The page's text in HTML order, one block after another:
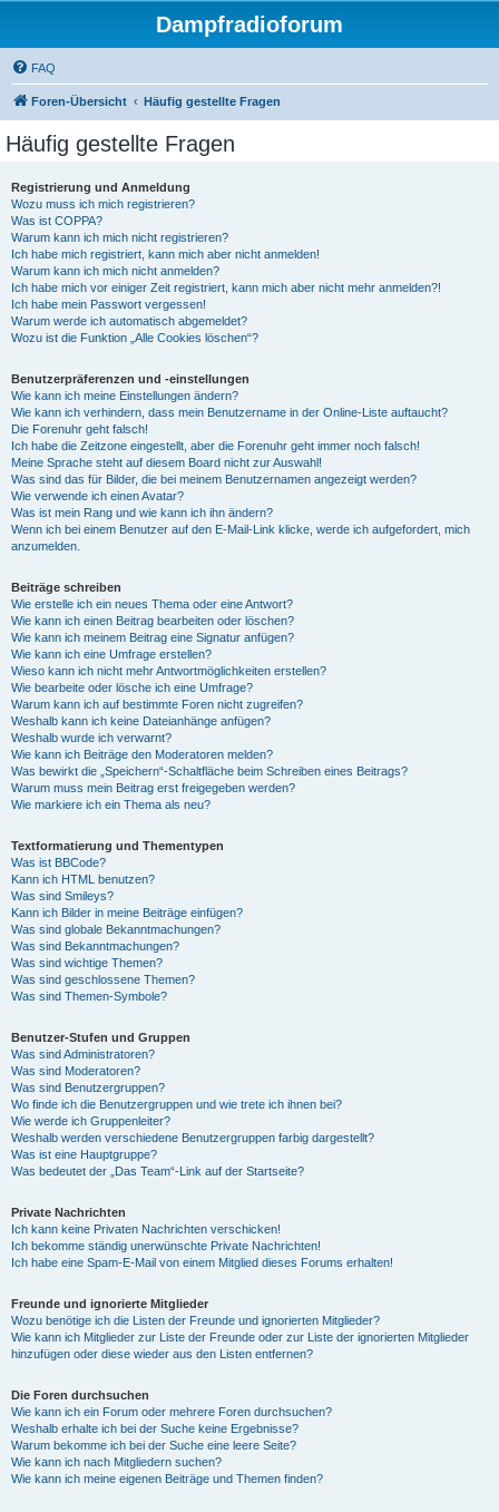
Dampfradioforum
FAQ
Foren-Übersicht Häufig gestellte Fragen
Häufig gestellte Fragen
Registrierung und Anmeldung
Wozu muss ich mich registrieren?
Was ist COPPA?
Warum kann ich mich nicht registrieren?
Ich habe mich registriert, kann mich aber nicht anmelden!
Warum kann ich mich nicht anmelden?
Ich habe mich vor einiger Zeit registriert, kann mich aber nicht mehr anmelden?!
Ich habe mein Passwort vergessen!
Warum werde ich automatisch abgemeldet?
Wozu ist die Funktion „Alle Cookies löschen“?
Benutzerpräferenzen und -einstellungen
Wie kann ich meine Einstellungen ändern?
Wie kann ich verhindern, dass mein Benutzername in der Online-Liste auftaucht?
Die Forenuhr geht falsch!
Ich habe die Zeitzone eingestellt, aber die Forenuhr geht immer noch falsch!
Meine Sprache steht auf diesem Board nicht zur Auswahl!
Was sind das für Bilder, die bei meinem Benutzernamen angezeigt werden?
Wie verwende ich einen Avatar?
Was ist mein Rang und wie kann ich ihn ändern?
Wenn ich bei einem Benutzer auf den E-Mail-Link klicke, werde ich aufgefordert, mich
anzumelden.
Beiträge schreiben
Wie erstelle ich ein neues Thema oder eine Antwort?
Wie kann ich einen Beitrag bearbeiten oder löschen?
Wie kann ich meinem Beitrag eine Signatur anfügen?
Wie kann ich eine Umfrage erstellen?
Wieso kann ich nicht mehr Antwortmöglichkeiten erstellen?
Wie bearbeite oder lösche ich eine Umfrage?
Warum kann ich auf bestimmte Foren nicht zugreifen?
Weshalb kann ich keine Dateianhänge anfügen?
Weshalb wurde ich verwarnt?
Wie kann ich Beiträge den Moderatoren melden?
Was bewirkt die „Speichern“-Schaltfläche beim Schreiben eines Beitrags?
Warum muss mein Beitrag erst freigegeben werden?
Wie markiere ich ein Thema als neu?
Textformatierung und Thementypen
Was ist BBCode?
Kann ich HTML benutzen?
Was sind Smileys?
Kann ich Bilder in meine Beiträge einfügen?
Was sind globale Bekanntmachungen?
Was sind Bekanntmachungen?
Was sind wichtige Themen?
Was sind geschlossene Themen?
Was sind Themen-Symbole?
Benutzer-Stufen und Gruppen
Was sind Administratoren?
Was sind Moderatoren?
Was sind Benutzergruppen?
Wo finde ich die Benutzergruppen und wie trete ich ihnen bei?
Wie werde ich Gruppenleiter?
Weshalb werden verschiedene Benutzergruppen farbig dargestellt?
Was ist eine Hauptgruppe?
Was bedeutet der „Das Team“-Link auf der Startseite?
Private Nachrichten
Ich kann keine Privaten Nachrichten verschicken!
Ich bekomme ständig unerwünschte Private Nachrichten!
Ich habe eine Spam-E-Mail von einem Mitglied dieses Forums erhalten!
Freunde und ignorierte Mitglieder
Wozu benötige ich die Listen der Freunde und ignorierten Mitglieder?
Wie kann ich Mitglieder zur Liste der Freunde oder zur Liste der ignorierten Mitglieder
hinzufügen oder diese wieder aus den Listen entfernen?
Die Foren durchsuchen
Wie kann ich ein Forum oder mehrere Foren durchsuchen?
Weshalb erhalte ich bei der Suche keine Ergebnisse?
Warum bekomme ich bei der Suche eine leere Seite?
Wie kann ich nach Mitgliedern suchen?
Wie kann ich meine eigenen Beiträge und Themen finden?